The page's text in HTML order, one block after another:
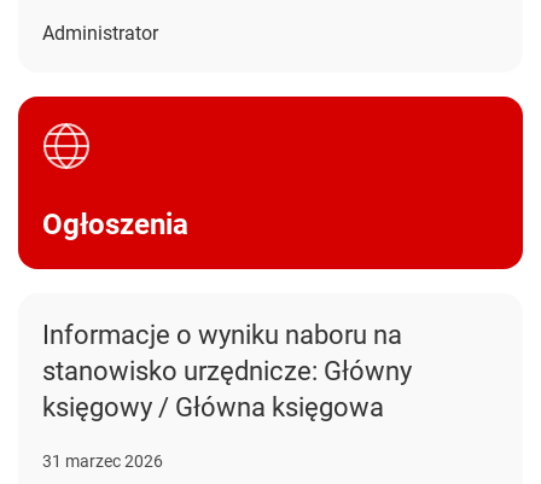
Administrator
Ogłoszenia
Informacje o wyniku naboru na
stanowisko urzędnicze: Główny
księgowy / Główna księgowa
31 marzec 2026